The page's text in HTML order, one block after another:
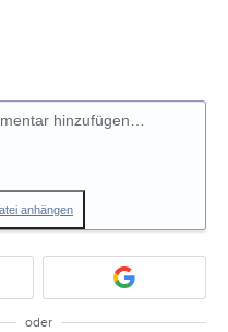
hinzufügen…
anhängen
oder